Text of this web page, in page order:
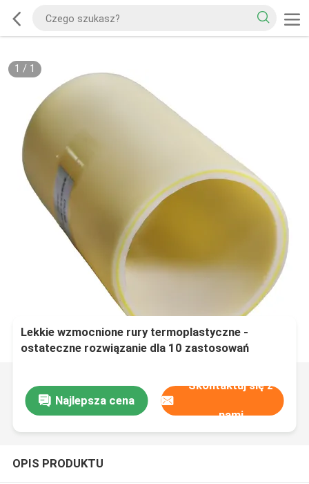
1 / 1
Lekkie wzmocnione rury termoplastyczne -
ostateczne rozwiązanie dla 10 zastosowań
Najlepsza cena
Skontaktuj się z
nami
OPIS PRODUKTU